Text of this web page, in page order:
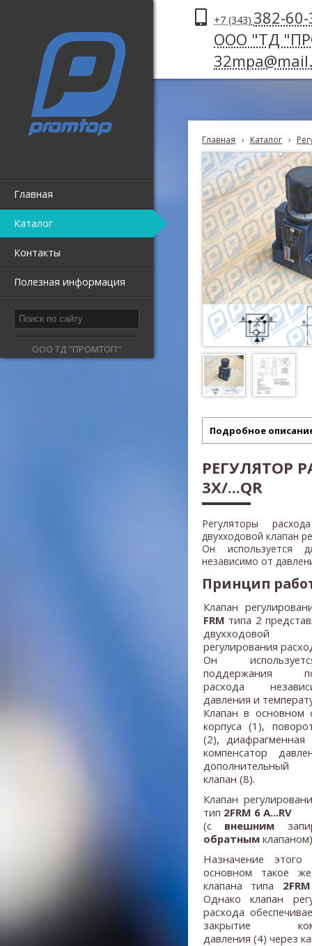
Главная
Каталог
Контакты
Полезная информация
ООО ТД "ПРОМТОП"
+7 (343) 382-
ООО "ТД
Главная › Каталог ›
Подробное
РЕГУЛЯТОР
3X/...QR
Регуляторы
двухходовой клапан
Он используется
независимо от
Принцип
Клапан
FRM типа 2
двухходовой
регулирования
Он
поддержания
расхода
давления и
Клапан в основном
корпуса (1),
(2), диафрагменная
компенсатор
дополнительный
клапан (8).
Клапан
тип 2FRM 6 A...RV
(с внешним
обратным клапаном)
Назначение этого
основном такое
клапана типа
Однако клапан
расхода
закрытие
давления (4) через